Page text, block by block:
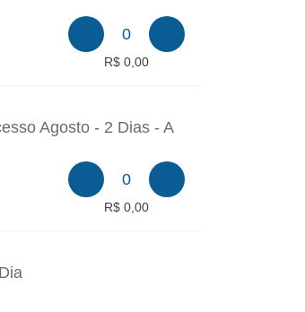
0
R$ 0,00
Agosto - 2 Dias - A
0
R$ 0,00